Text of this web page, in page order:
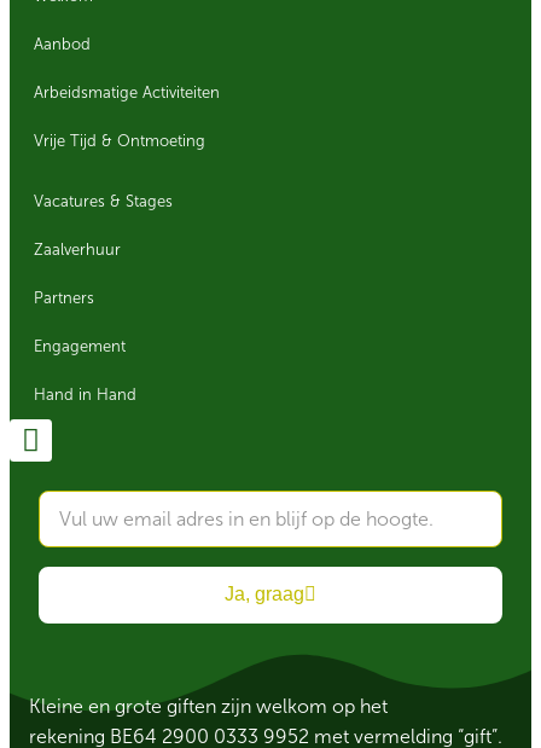
Aanbod
Arbeidsmatige Activiteiten
Vrije Tijd & Ontmoeting
Vacatures & Stages
Zaalverhuur
Partners
Engagement
Hand in Hand
Ja, graag
Kleine en grote giften zijn welkom op het
rekening BE64 2900 0333 9952 met vermelding “gift”.